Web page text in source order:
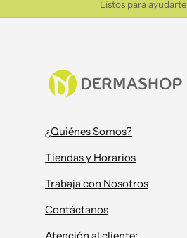
Listos para ayudarte
¿Quiénes Somos?
Tiendas y Horarios
Trabaja con Nosotros
Contáctanos